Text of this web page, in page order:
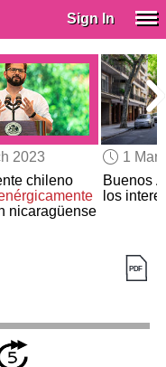
Sign In
2023
chileno
nicaragüense
1
Buenos
los